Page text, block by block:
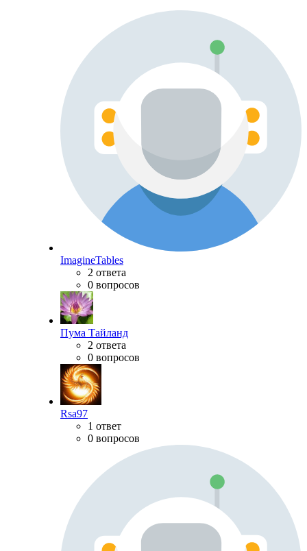
ImagineTables
2 ответа
0 вопросов
Пума Тайланд
2 ответа
0 вопросов
Rsa97
1 ответ
0 вопросов